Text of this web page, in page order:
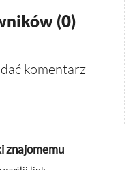
(0)
komentarz
znajomemu